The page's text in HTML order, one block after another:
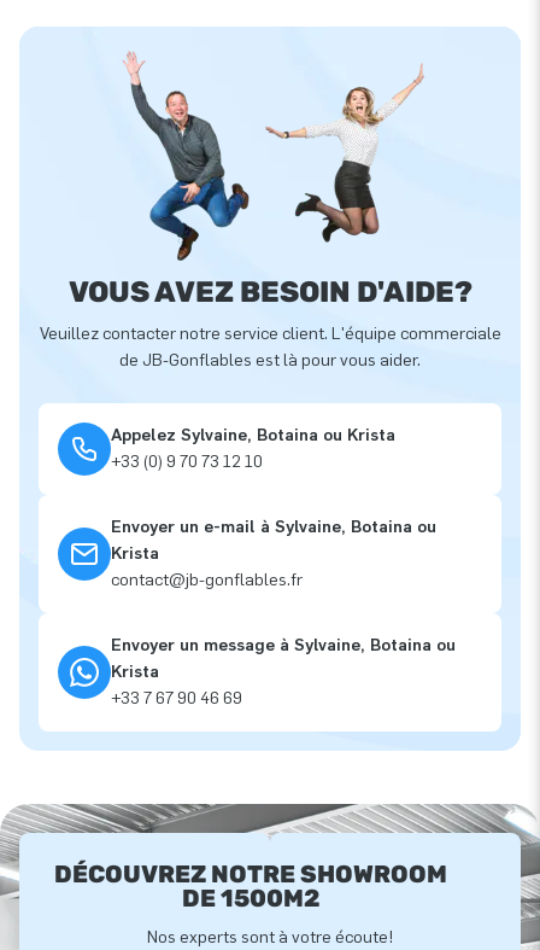
VOUS AVEZ BESOIN D'AIDE?
Veuillez contacter notre service client. L'équipe commerciale
de JB-Gonflables est là pour vous aider.
Appelez Sylvaine, Botaina ou Krista
+33 (0) 9 70 73 12 10
Envoyer un e-mail à Sylvaine, Botaina ou
Krista
contact@jb-gonflables.fr
Envoyer un message à Sylvaine, Botaina ou
Krista
+33 7 67 90 46 69
DÉCOUVREZ NOTRE SHOWROOM
DE 1500M2
Nos experts sont à votre écoute!